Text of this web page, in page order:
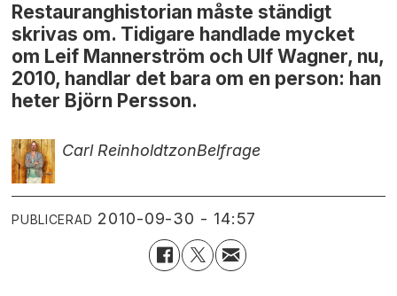
Restauranghistorian måste ständigt
skrivas om. Tidigare handlade mycket
om Leif Mannerström och Ulf Wagner, nu,
2010, handlar det bara om en person: han
heter Björn Persson.
Carl ReinholdtzonBelfrage
PUBLICERAD 2010-09-30 - 14:57